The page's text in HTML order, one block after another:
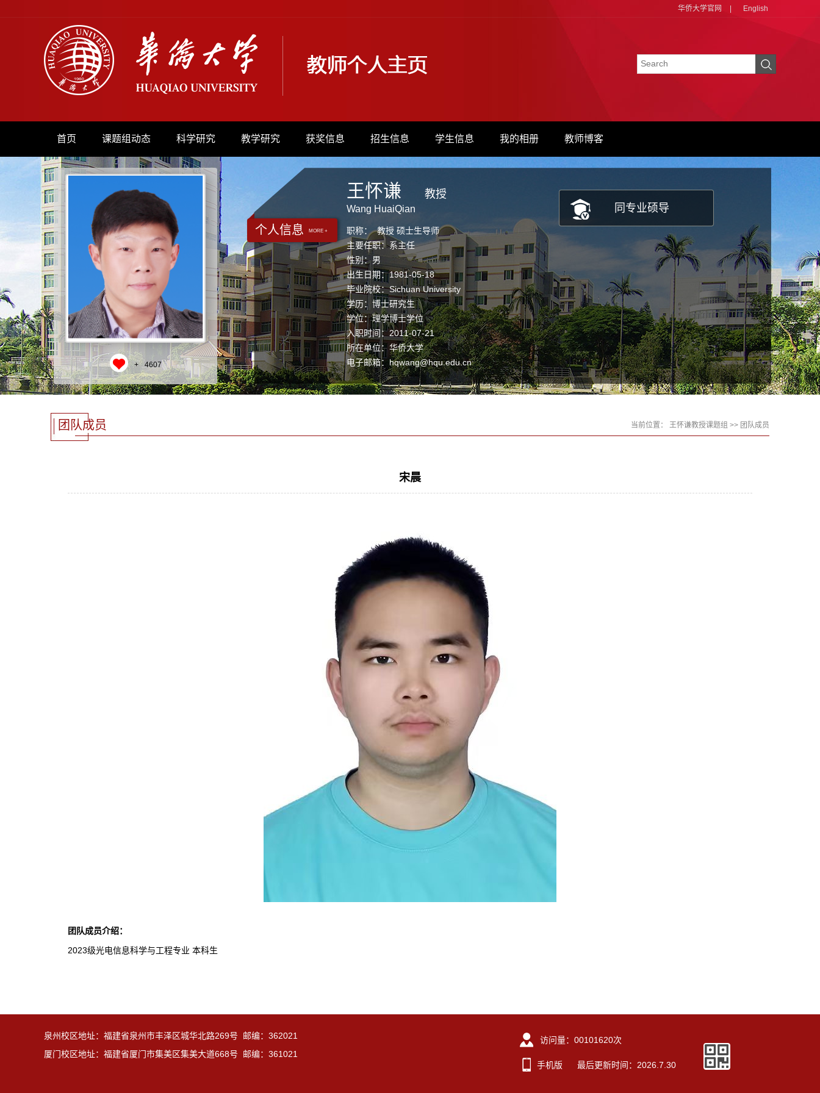
华侨大学官网 English
首页 课题组动态 科学研究 教学研究 获奖信息 招生信息 学生信息 我的相册 教师博客
+ 4607
个人信息 MORE +
王怀谦
Wang HuaiQian
教授
职称： 教授 硕士生导师
主要任职：系主任
性别：男
出生日期：1981-05-18
毕业院校：Sichuan University
学历：博士研究生
学位：理学博士学位
入职时间：2011-07-21
所在单位：华侨大学
电子邮箱： hqwang@hqu.edu.cn
在职信息：在岗
其他任职：华侨大学学术委员会委员、泉州校区大学
学科：计算机技术
同专业硕导
团队成员 当前位置： 王怀谦教授课题组 >> 团队成员
宋晨
团队成员介绍：
2023级光电信息科学与工程专业 本科生
泉州校区地址：福建省泉州市丰泽区城华北路269号 邮编：362021
厦门校区地址：福建省厦门市集美区集美大道668号 邮编：361021
访问量： 00101620次
手机版 最后更新时间： 2026 7 30